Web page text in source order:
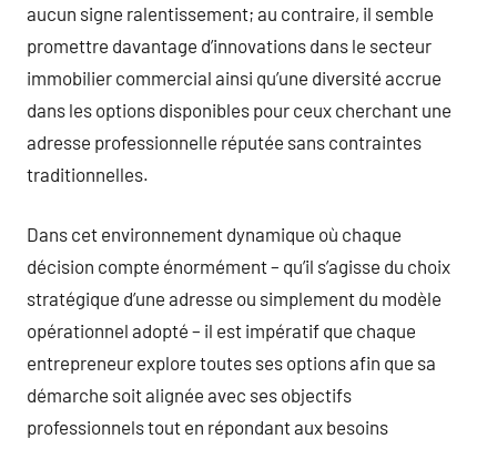
aucun signe ralentissement; au contraire, il semble
promettre davantage d’innovations dans le secteur
immobilier commercial ainsi qu’une diversité accrue
dans les options disponibles pour ceux cherchant une
adresse professionnelle réputée sans contraintes
traditionnelles.
Dans cet environnement dynamique où chaque
décision compte énormément – qu’il s’agisse du choix
stratégique d’une adresse ou simplement du modèle
opérationnel adopté – il est impératif que chaque
entrepreneur explore toutes ses options afin que sa
démarche soit alignée avec ses objectifs
professionnels tout en répondant aux besoins